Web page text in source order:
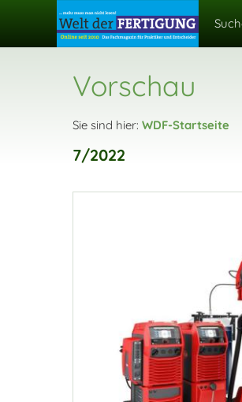
Vorschau
Sie sind hier: WDF-Startseite
7/2022